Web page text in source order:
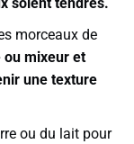
morceaux de
mixeur et
une texture
ou du lait pour